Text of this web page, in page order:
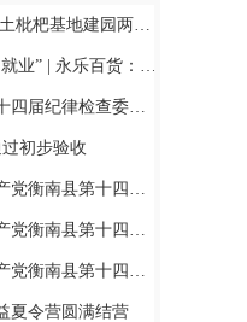
地建园两年见果助振兴
百姓三餐四季 搭建就业暖心平台
全体会议召开 肖高德当选县纪委书记
初步验收
次代表大会第三次大会召开
表大会主席团举行第六次会议
表大会主席团举行第五次会议
夏令营圆满结营